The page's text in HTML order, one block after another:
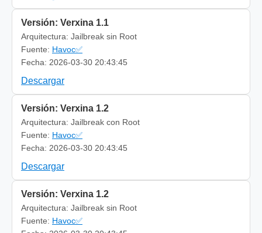
Versión: Verxina 1.1
Arquitectura: Jailbreak sin Root
Fuente: Havoc✅
Fecha: 2026-03-30 20:43:45
Descargar
Versión: Verxina 1.2
Arquitectura: Jailbreak con Root
Fuente: Havoc✅
Fecha: 2026-03-30 20:43:45
Descargar
Versión: Verxina 1.2
Arquitectura: Jailbreak sin Root
Fuente: Havoc✅